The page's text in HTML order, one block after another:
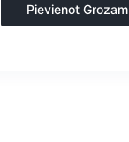
Pievienot Grozam